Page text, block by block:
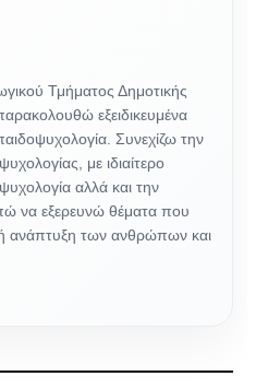
Τμήματος Δημοτικής
εξειδικευμένα
Συνεχίζω την
με ιδιαίτερο
αλλά και την
να εξερευνώ θέματα που
ανάπτυξη των ανθρώπων και